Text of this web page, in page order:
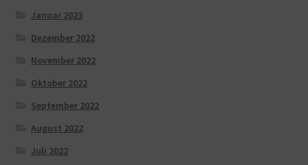
Januar 2023
Dezember 2022
November 2022
Oktober 2022
September 2022
August 2022
Juli 2022